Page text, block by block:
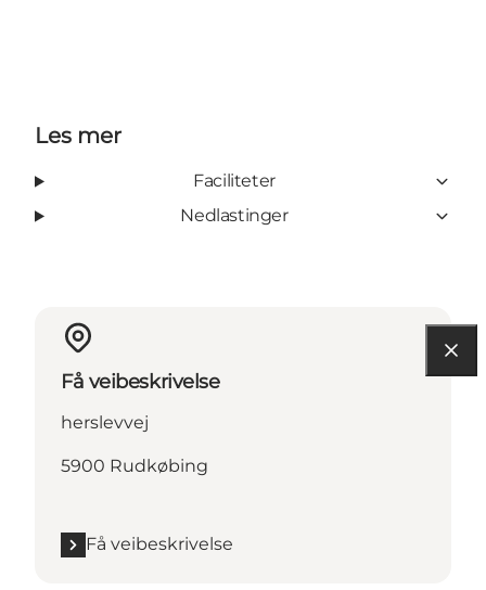
Les mer
Faciliteter
Nedlastinger
Få veibeskrivelse
herslevvej
5900 Rudkøbing
Få veibeskrivelse